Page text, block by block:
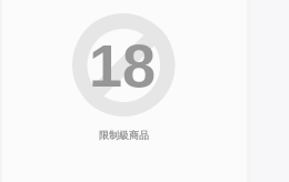
限制級商品
18